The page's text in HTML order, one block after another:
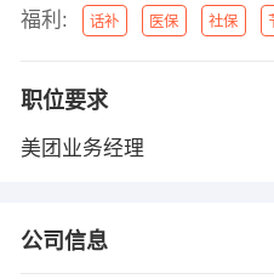
福利:
话补 医保 社保
职位要求
美团业务经理
公司信息